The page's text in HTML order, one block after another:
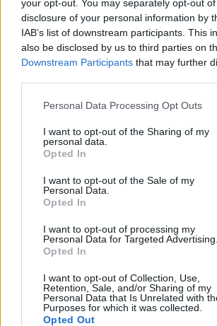
your opt-out. You may separately opt-out
disclosure of your personal information by
IAB’s list of downstream participants. This
also be disclosed by us to third parties on
Downstream Participants that may further
Personal Data Processing Opt Outs
I want to opt-out of the Sharing of my
personal data.
Opted In
I want to opt-out of the Sale of my
Personal Data.
Opted In
I want to opt-out of processing my
Personal Data for Targeted Advertising.
Opted In
I want to opt-out of Collection, Use,
Retention, Sale, and/or Sharing of my
Personal Data that Is Unrelated with
Purposes for which it was collected.
Opted Out
átlagkereset
átlagbérek
ksh keresetek
ksh statisztika